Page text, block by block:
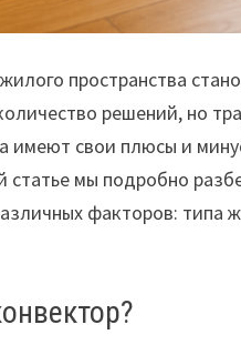
пространства
решений, но
свои плюсы и
мы подробно
факторов: типа